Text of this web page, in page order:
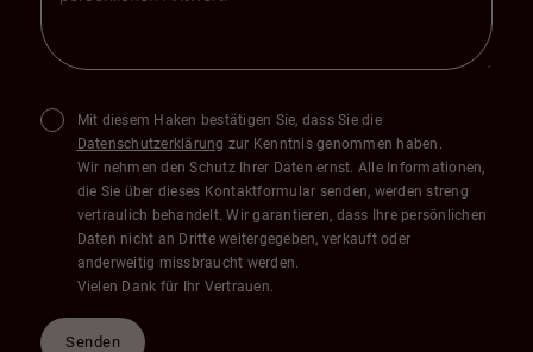
Mit diesem Haken bestätigen Sie, dass Sie die
Datenschutzerklärung zur Kenntnis genommen haben.
Wir nehmen den Schutz Ihrer Daten ernst. Alle Informationen,
die Sie über dieses Kontaktformular senden, werden streng
vertraulich behandelt. Wir garantieren, dass Ihre persönlichen
Daten nicht an Dritte weitergegeben, verkauft oder
anderweitig missbraucht werden.
Vielen Dank für Ihr Vertrauen.
Senden